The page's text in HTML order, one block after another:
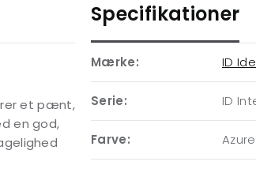
et pænt,
en god,
Specifikationer
Mærke: ID
Serie: ID
Farve: Azure